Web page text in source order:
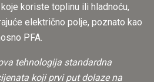
koriste toplinu ili hladnoću,
električno polje, poznato kao
PFA.
tehnologija standardna
koji prvi put dolaze na